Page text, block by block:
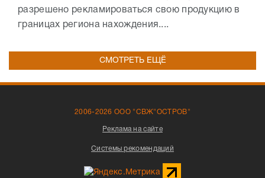
разрешено рекламироваться свою продукцию в
границах региона нахождения....
СМОТРЕТЬ ЕЩЁ
2006-2026 ООО "СВЖ"ОСТРОВ"
Реклама на сайте
Системы рекомендаций